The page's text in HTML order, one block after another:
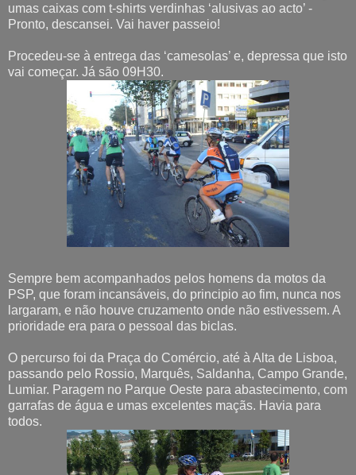
umas caixas com t-shirts verdinhas ‘alusivas ao acto’ -
Pronto, descansei. Vai haver passeio!
Procedeu-se à entrega das ‘camesolas’ e, depressa que isto
vai começar. Já são 09H30.
Sempre bem acompanhados pelos homens da motos da
PSP, que foram incansáveis, do principio ao fim, nunca nos
largaram, e não houve cruzamento onde não estivessem. A
prioridade era para o pessoal das biclas.
O percurso foi da Praça do Comércio, até à Alta de Lisboa,
passando pelo Rossio, Marquês, Saldanha, Campo Grande,
Lumiar. Paragem no Parque Oeste para abastecimento, com
garrafas de água e umas excelentes maçãs. Havia para
todos.